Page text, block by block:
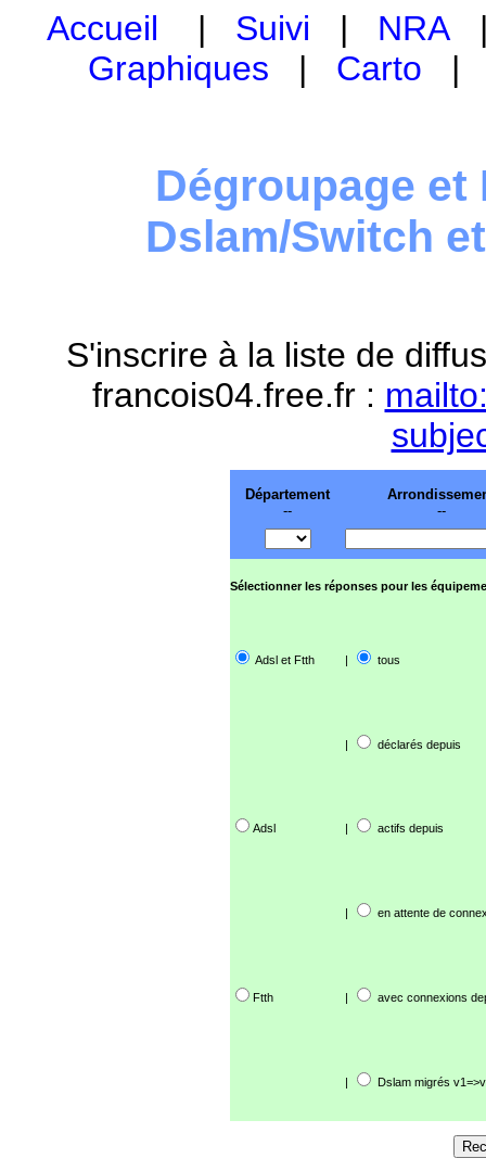
Accueil | Suivi | NRA
Graphiques | Carto
Dégroupage et
Dslam/Switch
S'inscrire à la liste de
francois04.free.fr :
Département
--
--
Sélectionner les réponses pour les
Adsl et Ftth | tous
| déclarés depuis
Adsl | actifs depuis
| en attente de
Ftth | avec connexions
| Dslam migrés